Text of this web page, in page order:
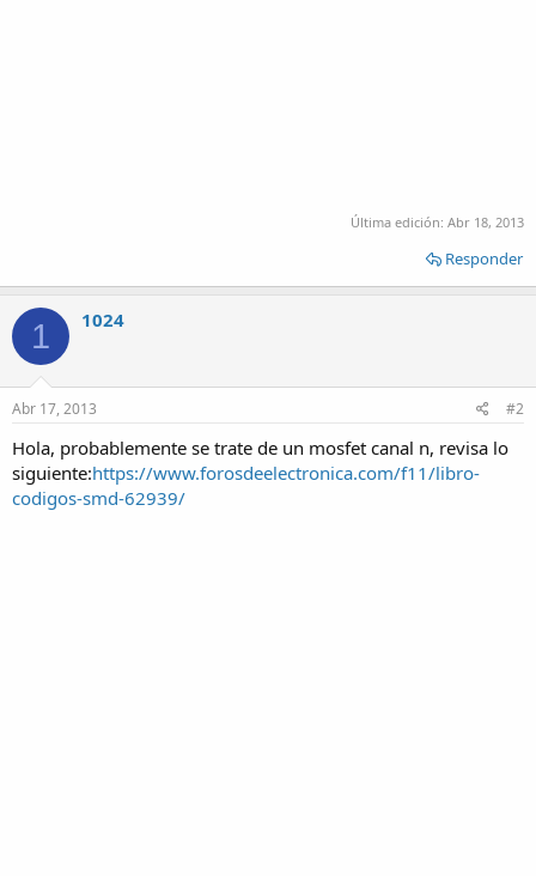
Última edición: Abr 18, 2013
Responder
1 1024
Abr 17, 2013 #2
Hola, probablemente se trate de un mosfet canal n, revisa lo
siguiente:https://www.forosdeelectronica.com/f11/libro-
codigos-smd-62939/